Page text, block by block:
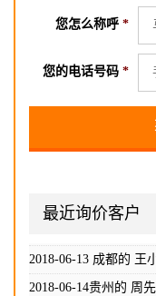
您怎么称呼 *
您的电话号码 *
最近询价客户
2018-06-02长沙的 高
2018-06-10 信阳的 孙
2018-06-12石家庄的
2018-06-13 成都的 王